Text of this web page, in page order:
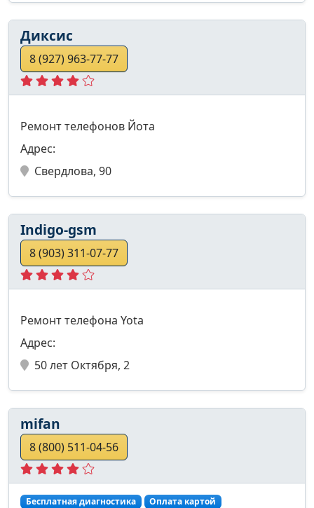
Диксис
8 (927) 963-77-77
Ремонт телефонов Йота
Адрес:
Свердлова, 90
Indigo-gsm
8 (903) 311-07-77
Ремонт телефона Yota
Адрес:
50 лет Октября, 2
mifan
8 (800) 511-04-56
Бесплатная диагностика Оплата картой